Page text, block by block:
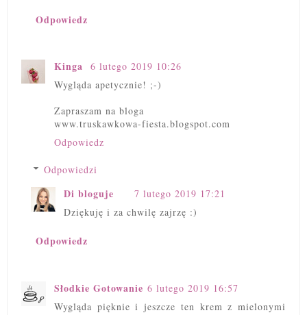
Odpowiedz
Kinga
6 lutego 2019 10:26
Wygląda apetycznie! ;-)
Zapraszam na bloga
www.truskawkowa-fiesta.blogspot.com
Odpowiedz
Odpowiedzi
Di bloguje
7 lutego 2019 17:21
Dziękuję i za chwilę zajrzę :)
Odpowiedz
Słodkie Gotowanie 6 lutego 2019 16:57
Wygląda pięknie i jeszcze ten krem z mielonymi